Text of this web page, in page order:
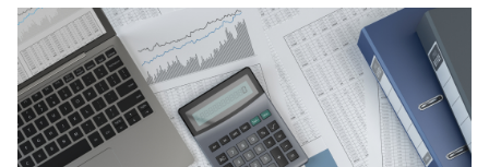
Home
Agenda
Nieuws